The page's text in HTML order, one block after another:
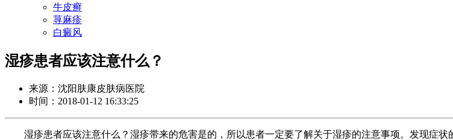
牛皮癣
荨麻疹
白癜风
湿疹患者应该注意什么？
来源：沈阳肤康皮肤病医院
时间：2018-01-12 16:33:25
湿疹患者应该注意什么？湿疹带来的危害是的，所以患者一定要了解关于湿疹的注意事项。发现症状